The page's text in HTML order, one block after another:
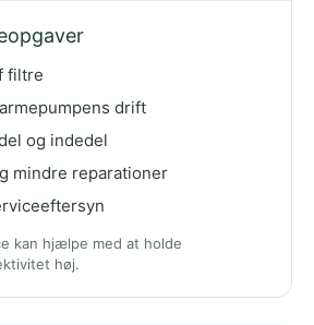
filtre
drift
og indedel
mindre reparationer
kan hjælpe med at holde
høj.